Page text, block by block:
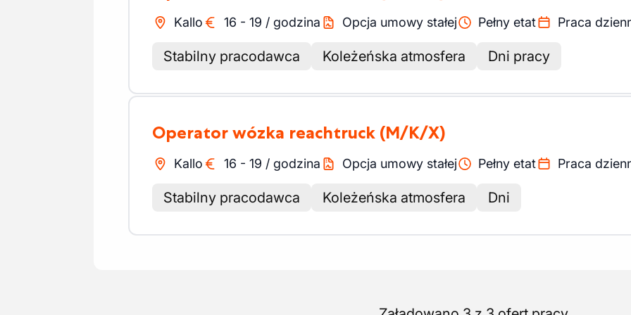
Kallo 16 - 19 / godzina Opcja umowy stałej Pełny etat Praca
Stabilny pracodawca Koleżeńska atmosfera Dni pracy
Operator wózka reachtruck (M/K/X)
Kallo 16 - 19 / godzina Opcja umowy stałej Pełny etat Praca
Stabilny pracodawca Koleżeńska atmosfera Dni